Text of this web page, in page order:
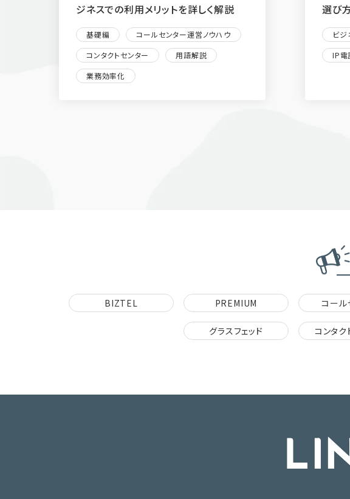
ジネスでの利用メリットを詳しく解説
基礎編
コールセンター運営ノウハウ
コンタクトセンター
用語解説
業務効率化
選び
紹介
ビジ
IP電
BIZTEL PREMIUM コール
グラスフェッド コンタク